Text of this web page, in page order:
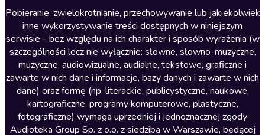
Literatura anglojęzyczna
Literatura faktu
Literatura obyczajowa
Literatura piękna obca
Literatura piękna polska
Nagrania relaksacyjne
Pobieranie, zwielokrotnianie, przechowywanie lub jakiekolwiek
inne wykorzystywanie treści dostępnych w niniejszym
serwisie - bez względu na ich charakter i sposób wyrażenia (w
szczególności lecz nie wyłącznie: słowne, słowno-muzyczne,
muzyczne, audiowizualne, audialne, tekstowe, graficzne i
zawarte w nich dane i informacje, bazy danych i zawarte w nich
dane) oraz formę (np. literackie, publicystyczne, naukowe,
kartograficzne, programy komputerowe, plastyczne,
fotograficzne) wymaga uprzedniej i jednoznacznej zgody
Audioteka Group Sp. z o.o. z siedzibą w Warszawie, będącej